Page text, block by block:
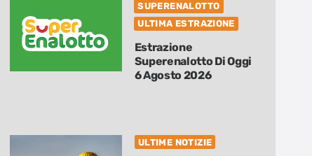
SUPERENALOTTO
ULTIMA ESTRAZIONE
Estrazione
Superenalotto Di Oggi
6 Agosto 2026
ULTIME NOTIZIE